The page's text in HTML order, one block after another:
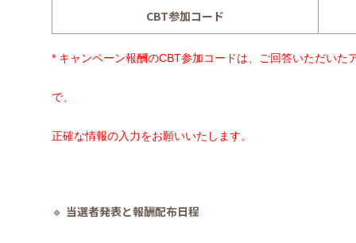
CBT参加コード
* キャンペーン報酬のCBT参加コードは、ご回答いただいた
で、
正確な情報の入力をお願いいたします。
🔹 当選者発表と報酬配布日程